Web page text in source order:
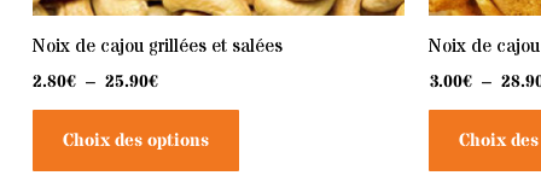
Noix de cajou grillées et salées
2.80€ – 25.90€
Choix des options
la
page
produit
Noix de
3.00€ –
Choix